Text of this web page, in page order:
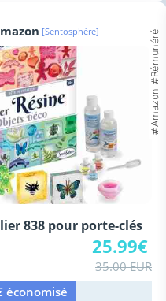
[Sentosphère]
838 pour porte-clés
25.99€
35.00 EUR
économisé